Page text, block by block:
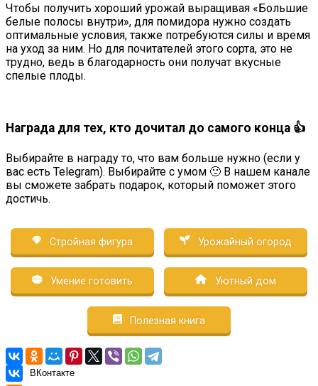
Чтобы получить хороший урожай выращивая «Большие
белые полосы внутри», для помидора нужно создать
оптимальные условия, также потребуются силы и время
на уход за ним. Но для почитателей этого сорта, это не
трудно, ведь в благодарность они получат вкусные
спелые плоды.
Награда для тех, кто дочитал до самого конца 👍
Выбирайте в награду то, что вам больше нужно (если у
вас есть Telegram). Выбирайте с умом 🙂 В нашем канале
вы сможете забрать подарок, который поможет этого
достичь.
Стройная фигура Урожайный огород
Умение готовить Уютный дом
Полезная книга
ВКонтакте